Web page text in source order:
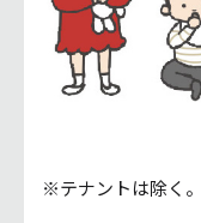
※テナントは除く。